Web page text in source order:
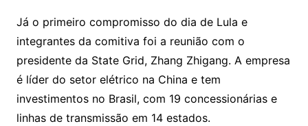
Já o primeiro compromisso do dia de Lula e
integrantes da comitiva foi a reunião com o
presidente da State Grid, Zhang Zhigang. A empresa
é líder do setor elétrico na China e tem
investimentos no Brasil, com 19 concessionárias e
linhas de transmissão em 14 estados.